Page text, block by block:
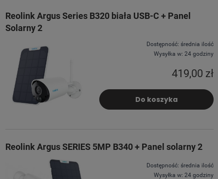
Reolink Argus Series B320 biała USB-C + Panel
Solarny 2
Dostępność: średnia ilość
Wysyłka w: 24 godziny
419,00 zł
Do koszyka
Reolink Argus SERIES 5MP B340 + Panel solarny 2
Dostępność: średnia ilość
Wysyłka w: 24 godziny